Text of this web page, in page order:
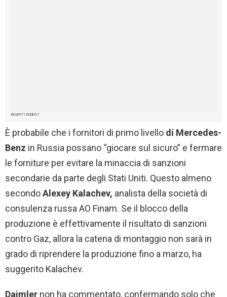
ADVERTISEMENT
È probabile che i fornitori di primo livello di Mercedes-
Benz in Russia possano “giocare sul sicuro” e fermare
le forniture per evitare la minaccia di sanzioni
secondarie da parte degli Stati Uniti. Questo almeno
secondoAlexey Kalachev, analista della società di
consulenza russa AO Finam. Se il blocco della
produzione è effettivamente il risultato di sanzioni
contro Gaz, allora la catena di montaggio non sarà in
grado di riprendere la produzione fino a marzo, ha
suggerito Kalachev.
Daimler non ha commentato, confermando solo che